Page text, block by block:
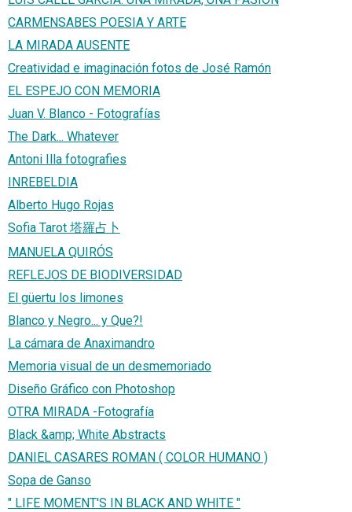
CARMENSABES POESIA Y ARTE
LA MIRADA AUSENTE
Creatividad e imaginación fotos de José Ramón
EL ESPEJO CON MEMORIA
Juan V. Blanco - Fotografías
The Dark... Whatever
Antoni Illa fotografies
INREBELDIA
Alberto Hugo Rojas
Sofia Tarot 塔羅占卜
MANUELA QUIRÓS
REFLEJOS DE BIODIVERSIDAD
El güertu los limones
Blanco y Negro... y Que?!
La cámara de Anaximandro
Memoria visual de un desmemoriado
Diseño Gráfico con Photoshop
OTRA MIRADA -Fotografía
Black &amp; White Abstracts
DANIEL CASARES ROMAN ( COLOR HUMANO )
Sopa de Ganso
" LIFE MOMENT'S IN BLACK AND WHITE "